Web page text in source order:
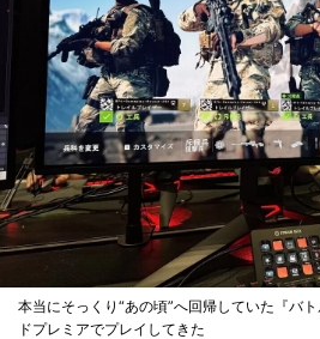
本当にそっくり“あの頃”へ回帰していた『バ
ドプレミアでプレイしてきた